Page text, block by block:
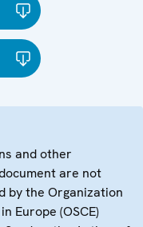
and other
are not
by the Organization
Europe (OSCE)